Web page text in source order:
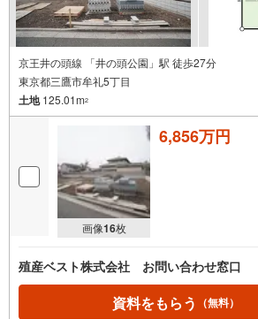
京王井の頭線 「井の頭公園」駅 徒歩27分
東京都三鷹市牟礼5丁目
土地125.01m2
画像16枚
6,856万円
殖産ベスト株式会社 お問い合わせ窓口
資料をもらう （無料）